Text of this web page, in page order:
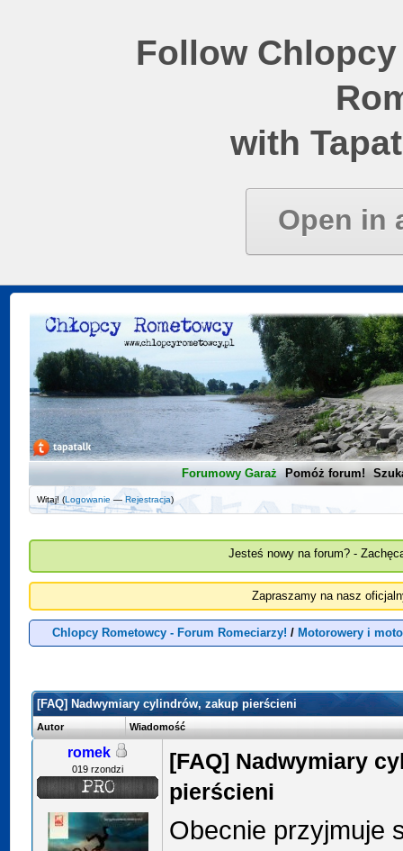
Follow
with
Open in
Forumowy Garaż Pomóż forum!
Witaj! (Logowanie —Rejestracja)
Jesteś nowy na forum? -
Zapraszamy na nasz
Chlopcy Rometowcy - Forum Romeciarzy! / Motorowery i
[FAQ] Nadwymiary cylindrów, zakup pierścieni
Autor Wiadomość
romek
019 rzondzi
[FAQ] Nadwymiary
pierścieni
Obecnie przyjmuje